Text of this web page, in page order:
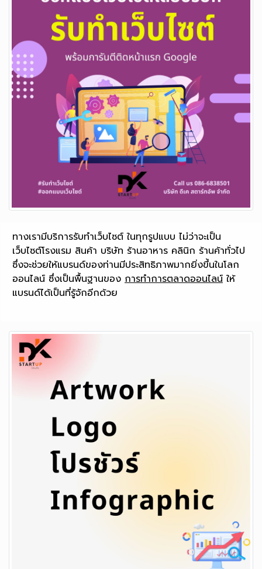
ทางเรามีบริการรับทำเว็บไซต์ ในทุกรูปแบบ ไม่ว่าจะเป็น
เว็บไซต์โรงแรม สินค้า บริษัท ร้านอาหาร คลินิก ร้านค้าทั่วไป
ซึ่งจะช่วยให้แบรนด์ของท่านมีประสิทธิภาพมากยิ่งขึ้นในโลก
ออนไลน์ ซึ่งเป็นพื้นฐานของ การทำการตลาดออนไลน์ ให้
แบรนด์ได้เป็นที่รู้จักอีกด้วย